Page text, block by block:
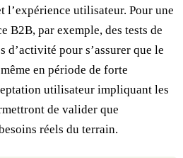
l’expérience utilisateur. Pour une
B2B, par exemple, des tests de
d’activité pour s’assurer que le
en période de forte
utilisateur impliquant les
de valider que
réels du terrain.